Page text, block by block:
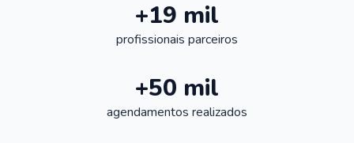
+19 mil
profissionais parceiros
+50 mil
agendamentos realizados